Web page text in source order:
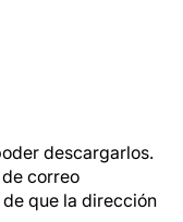
descargarlos.
correo
que la dirección